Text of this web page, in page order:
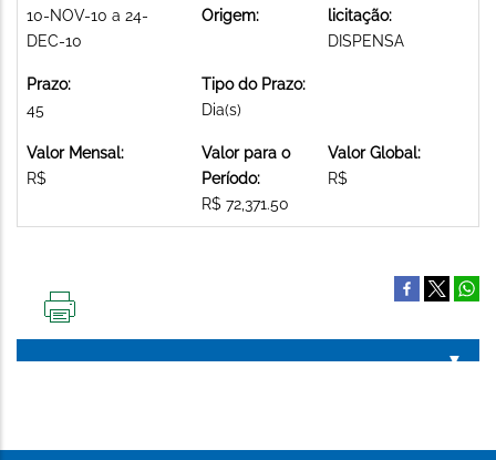
10-NOV-10 a 24-
DEC-10
Origem:
licitação:
DISPENSA
Prazo:
45
Tipo do Prazo:
Dia(s)
Valor Mensal:
R$
Valor para o
Período:
R$ 72,371.50
Valor Global:
R$
PÁGINA